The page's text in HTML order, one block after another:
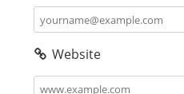
Website